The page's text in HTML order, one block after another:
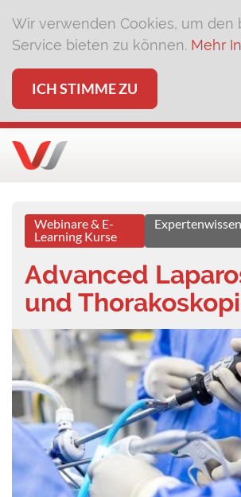
Wir verwenden Cookies, um den
Service bieten zu können. Mehr
ICH STIMME ZU
Webinare & E-
Learning Kurse
Expertenwissen
Advanced
und